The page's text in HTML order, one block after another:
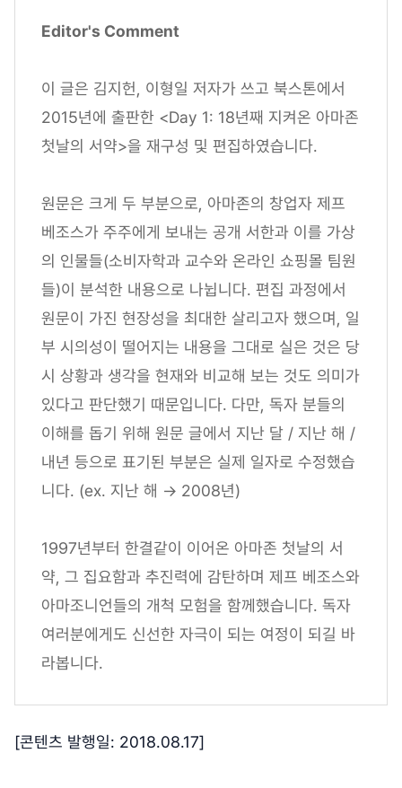
Editor's Comment
이 글은 김지헌, 이형일 저자가 쓰고 북스톤에서
2015년에 출판한 <Day 1: 18년째 지켜온 아마존
첫날의 서약>을 재구성 및 편집하였습니다.
원문은 크게 두 부분으로, 아마존의 창업자 제프
베조스가 주주에게 보내는 공개 서한과 이를 가상
의 인물들(소비자학과 교수와 온라인 쇼핑몰 팀원
들)이 분석한 내용으로 나뉩니다. 편집 과정에서
원문이 가진 현장성을 최대한 살리고자 했으며, 일
부 시의성이 떨어지는 내용을 그대로 실은 것은 당
시 상황과 생각을 현재와 비교해 보는 것도 의미가
있다고 판단했기 때문입니다. 다만, 독자 분들의
이해를 돕기 위해 원문 글에서 지난 달 / 지난 해 /
내년 등으로 표기된 부분은 실제 일자로 수정했습
니다. (ex. 지난 해 → 2008년)
1997년부터 한결같이 이어온 아마존 첫날의 서
약, 그 집요함과 추진력에 감탄하며 제프 베조스와
아마조니언들의 개척 모험을 함께했습니다. 독자
여러분에게도 신선한 자극이 되는 여정이 되길 바
라봅니다.
[콘텐츠 발행일: 2018.08.17]